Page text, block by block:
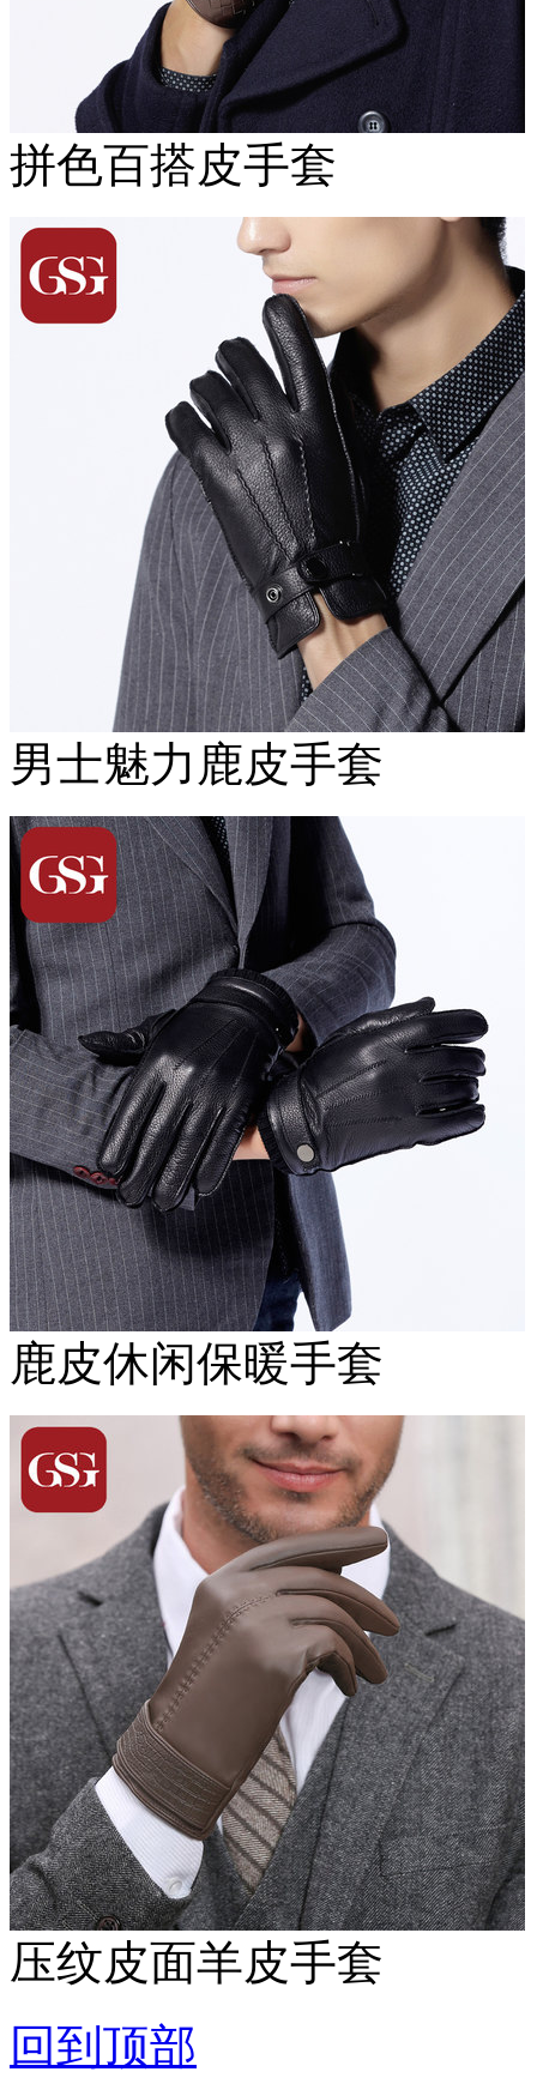
拼色百搭皮手套
男士魅力鹿皮手套
鹿皮休闲保暖手套
压纹皮面羊皮手套
回到顶部